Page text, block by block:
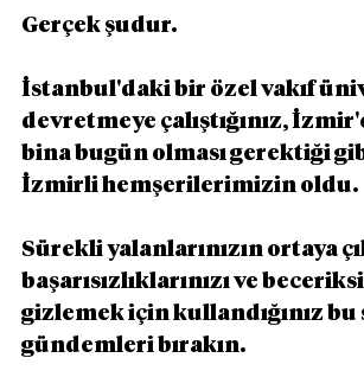
Gerçek şudur.
İstanbul'daki bir özel vakıf
devretmeye çalıştığınız,
bina bugün olması gerektiği
İzmirli hemşerilerimizin oldu.
Sürekli yalanlarınızın ortaya
başarısızlıklarınızı ve
gizlemek için kullandığınız bu
gündemleri bırakın.